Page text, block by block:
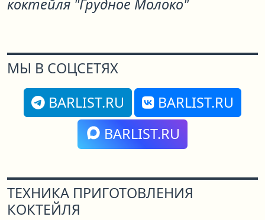
коктейля "Грудное Молоко"
МЫ В СОЦСЕТЯХ
BARLIST.RU
BARLIST.RU
BARLIST.RU
ТЕХНИКА ПРИГОТОВЛЕНИЯ
КОКТЕЙЛЯ